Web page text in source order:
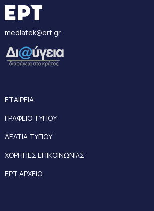
mediatek@ert.gr
ΕΤΑΙΡΕΙΑ
ΓΡΑΦΕΙΟ ΤΥΠΟΥ
ΔΕΛΤΙΑ ΤΥΠΟΥ
ΧΟΡΗΓΙΕΣ ΕΠΙΚΟΙΝΩΝΙΑΣ
ΕΡΤ ΑΡΧΕΙΟ